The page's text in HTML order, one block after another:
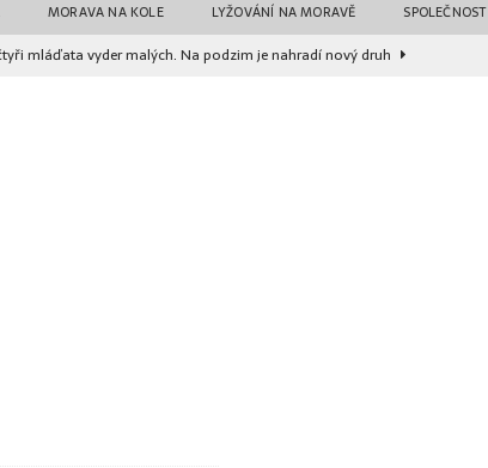
MORAVA NA KOLE LYŽOVÁNÍ NA MORAVĚ SPOLEČNOST
mláďata vyder malých. Na podzim je nahradí nový druh